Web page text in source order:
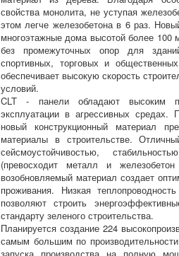
свойства монолита, не уступая
этом легче железобетона в 6 раз.
многоэтажные дома высотой более 100
без промежуточных опор для
спортивных, торговых и
обеспечивает высокую скорость
условий.
CLT - панели обладают высоким
эксплуатации в агрессивных средах.
новый конструкционный материал
материалы в строительстве.
сейсмоустойчивостью,
(превосходит металл и
возобновляемый материал создает
проживания. Низкая
позволяют строить
стандарту зеленого строительства.
Планируется создание 224
самым большим по